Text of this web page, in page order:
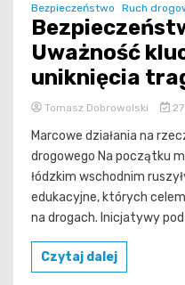
Bezpieczeństwo Ruch
Uważność
uniknięcia
Tomasz Dobrowolski
Marcowe działania na
drogowego Na początku
łódzkim wschodnim
edukacyjne, których
na drogach. Inicjatywy pod
Czytaj dalej